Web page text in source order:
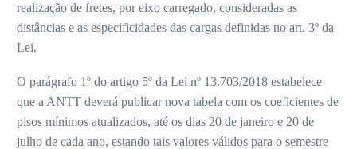
realização de fretes, por eixo carregado, consideradas as
distâncias e as especificidades das cargas definidas no art. 3º da
Lei.
O parágrafo 1º do artigo 5º da Lei nº 13.703/2018 estabelece
que a ANTT deverá publicar nova tabela com os coeficientes de
pisos mínimos atualizados, até os dias 20 de janeiro e 20 de
julho de cada ano, estando tais valores válidos para o semestre